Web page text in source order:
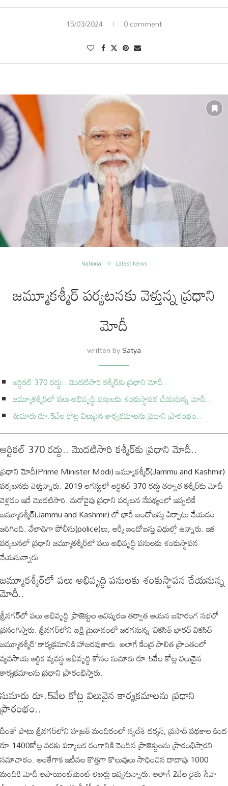
15/03/2024 0 comment
National Latest News
జ‌మ్మూక‌శ్మీర్ ప‌ర్య‌ట‌న‌కు వెళ్తున్న ప్ర‌ధాని
మోదీ
written bySatya
ఆర్టికల్‌ 370 రద్దు.. మొదటిసారి కశ్మీర్‌కు ప్రధాని మోదీ..
జ‌మ్మూక‌శ్మీర్‌లో ప‌లు అభివృద్ధి ప‌నుల‌కు శంకుస్థాప‌న చేయ‌నున్న మోదీ..
సుమారు రూ.5వేల కోట్ల విలువైన కార్య‌క్ర‌మాల‌ను ప్ర‌ధాని ప్రారంభం..
ఆర్టికల్‌ 370 రద్దు.. మొదటిసారి కశ్మీర్‌కు ప్రధాని మోదీ..
ప్ర‌ధాని మోదీ(Prime Minister Modi) జ‌మ్మూక‌శ్మీర్(Jammu and Kashmir)
ప‌ర్య‌ట‌న‌కు వెళ్తున్నారు. 2019 ఆగ‌స్టులో ఆర్టిక‌ల్ 370 ర‌ద్దు త‌ర్వాత క‌శ్మీర్‌కు మోదీ
వెళ్ల‌డం ఇదే మొద‌టిసారి. మ‌రోవైపు ప్ర‌ధాని ప‌ర్య‌ట‌న నేప‌థ్యంలో ఇప్ప‌టికే
జ‌మ్మూక‌శ్మీర్‌(Jammu and Kashmir) లో భారీ బందోబస్తు ఏర్పాటు చేయ‌డం
జ‌రిగింది. వేలాదిగా పోలీసు(police)లు, ఆర్మీ బందోబ‌స్తు విధుల్లో ఉన్నారు. ఇక
ప‌ర్య‌ట‌న‌లో ప్ర‌ధాని జ‌మ్మూక‌శ్మీర్‌లో ప‌లు అభివృద్ధి ప‌నుల‌కు శంకుస్థాప‌న
చేయ‌నున్నారు.
జ‌మ్మూక‌శ్మీర్‌లో ప‌లు అభివృద్ధి ప‌నుల‌కు శంకుస్థాప‌న చేయ‌నున్న
మోదీ..
శ్రీన‌గ‌ర్‌లో ప‌లు అభివృద్ధి ప్రాజెక్టుల ఆవిష్క‌ర‌ణ త‌ర్వాత ఆయ‌న బ‌హిరంగ సభ‌లో
ప్ర‌సంగిస్తారు. శ్రీన‌గ‌ర్‌లోని బ‌క్షి మైదానంలో జ‌ర‌గ‌నున్న ‘విక‌సిత్ భార‌త్‌ విక‌సిత్
జ‌మ్మూక‌శ్మీర్’ కార్య‌క్ర‌మానికి హాజ‌ర‌వుతారు. అలాగే కేంద్ర పాలిత ప్రాంతంలో
వ్య‌వ‌సాయ ఆర్థిక వ్య‌వ‌స్థ అభివృద్ధి కోసం సుమారు రూ.5వేల కోట్ల విలువైన
కార్య‌క్ర‌మాల‌ను ప్ర‌ధాని ప్రారంభిస్తారు.
సుమారు రూ.5వేల కోట్ల విలువైన కార్య‌క్ర‌మాల‌ను ప్ర‌ధాని
ప్రారంభం..
దీంతో పాటు శ్రీన‌గ‌ర్‌లోని హ‌జ్ర‌త్ మందిరంలో స్వ‌దేశ్ ద‌ర్శ‌న్‌, ప్ర‌సాద్ ప‌థ‌కాల కింద
రూ.1400కోట్ల వ‌ర‌కు పర్యాటక రంగానికి చెందిన ప్రాజెక్టుల‌ను ప్రారంభిస్తార‌ని
స‌మాచారం. అంతేగాక ఇటీవ‌ల కొత్త‌గా కొలువులు సాధించిన దాదాపు 1000
మందికి మోదీ అపాయింట్‌మెంట్ లెట‌ర్లు ఇవ్వ‌నున్నారు. అలాగే 2వేల రైతు సేవా